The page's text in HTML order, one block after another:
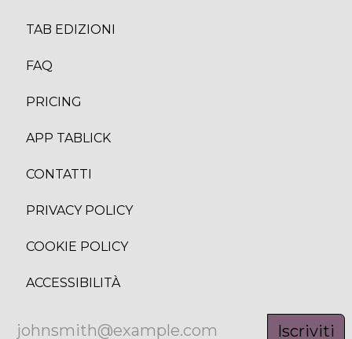
TAB EDIZIONI
FAQ
PRICING
APP TABLICK
CONTATTI
PRIVACY POLICY
COOKIE POLICY
ACCESSIBILITÀ
Iscriviti